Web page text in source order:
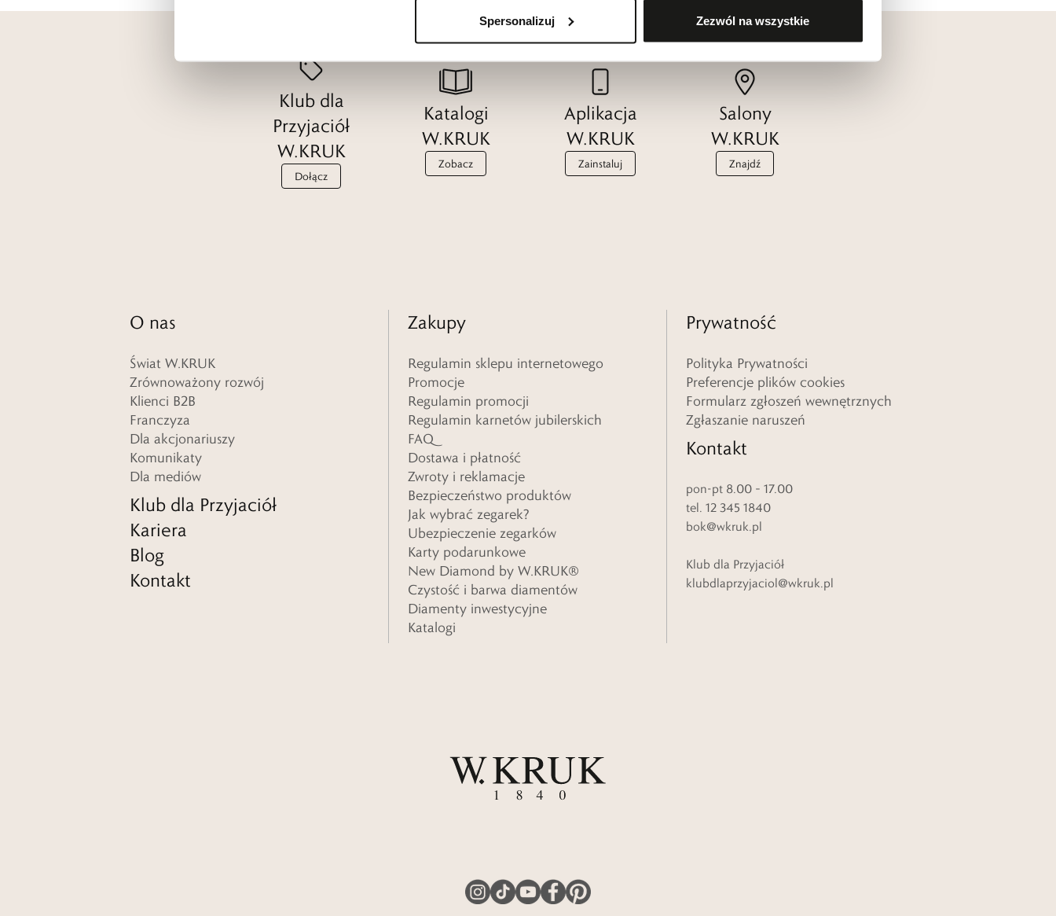
Spersonalizuj Zezwól na wszystkie
Klub dla
Przyjaciół
W.KRUK
Dołącz
Katalogi
W.KRUK
Zobacz
Aplikacja
W.KRUK
Zainstaluj
Salony
W.KRUK
Znajdź
O nas
Świat W.KRUK
Zrównoważony rozwój
Klienci B2B
Franczyza
Dla akcjonariuszy
Komunikaty
Dla mediów
Klub dla Przyjaciół
Kariera
Blog
Kontakt
Zakupy
Regulamin sklepu internetowego
Promocje
Regulamin promocji
Regulamin karnetów jubilerskich
FAQ
Dostawa i płatność
Zwroty i reklamacje
Bezpieczeństwo produktów
Jak wybrać zegarek?
Ubezpieczenie zegarków
Karty podarunkowe
New Diamond by W.KRUK®
Czystość i barwa diamentów
Diamenty inwestycyjne
Katalogi
Prywatność
Polityka Prywatności
Preferencje plików cookies
Formularz zgłoszeń wewnętrznych
Zgłaszanie naruszeń
Kontakt
pon-pt 8.00 – 17.00
tel. 12 345 1840
bok@wkruk.pl
Klub dla Przyjaciół
klubdlaprzyjaciol@wkruk.pl